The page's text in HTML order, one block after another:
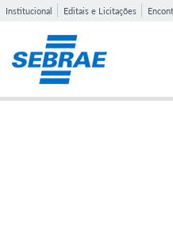
Institucional Editais e Licitações